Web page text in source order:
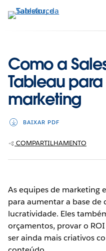
Pular
para
Como a
Tableau
marketing
BAIXAR PDF
COMPARTILHAMENTO
As equipes de marketing
para aumentar a base de
lucratividade. Eles
orçamentos, provar o
ser ainda mais criativos